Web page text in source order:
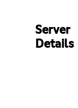
Server
Details